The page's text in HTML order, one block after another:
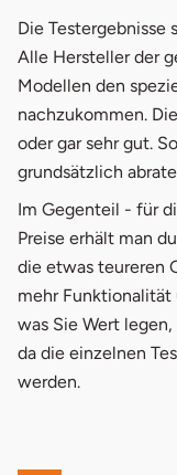
Die Testergebnisse
Alle Hersteller der
Modellen den
nachzukommen.
oder gar sehr gut.
grundsätzlich
Im Gegenteil - für
Preise erhält man
die etwas teureren
mehr
was Sie Wert
da die einzelnen
werden.